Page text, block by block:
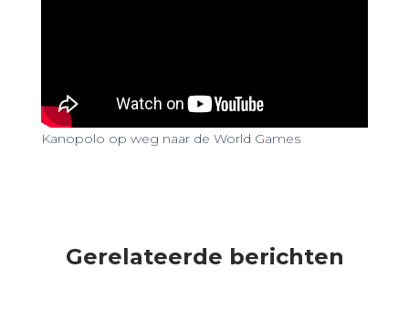
Kanopolo op weg naar de World Games
Gerelateerde berichten